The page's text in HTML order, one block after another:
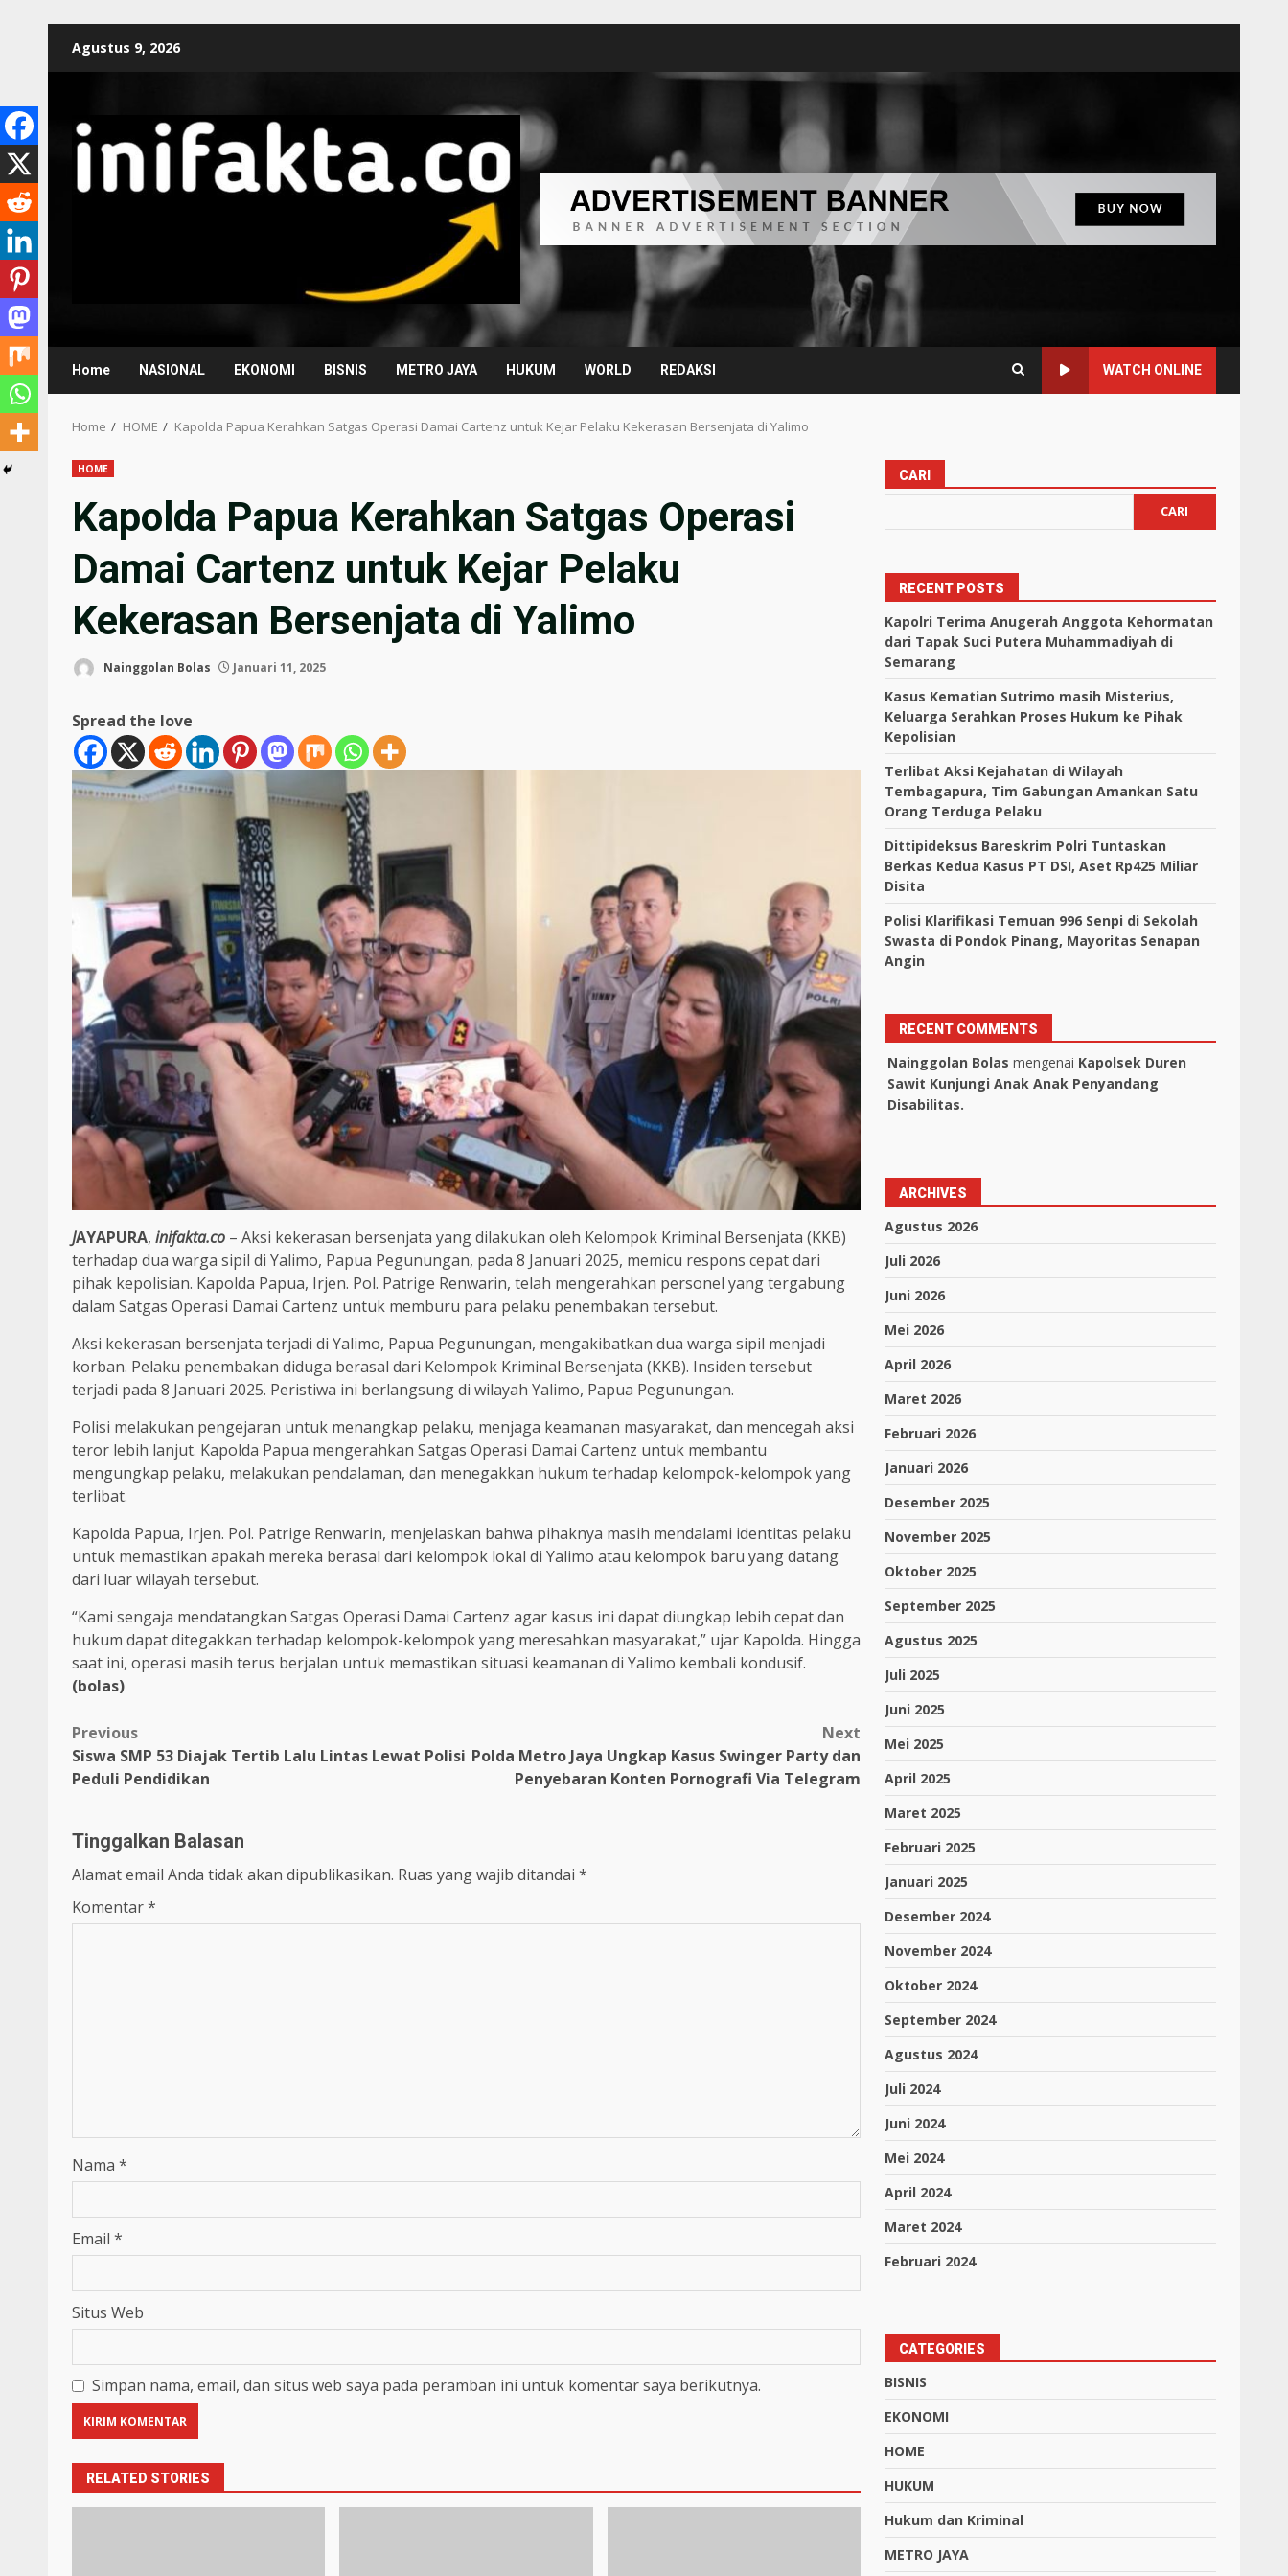
Agustus 9, 2026
Home NASIONAL EKONOMI BISNIS METRO JAYA HUKUM WORLD REDAKSI WATCH ONLINE
Home HOME Kapolda Papua Kerahkan Satgas Operasi Damai Cartenz untuk Kejar Pelaku Kekerasan Bersenjata di Yalimo
HOME
Kapolda Papua Kerahkan Satgas Operasi
Damai Cartenz untuk Kejar Pelaku
Kekerasan Bersenjata di Yalimo
Nainggolan Bolas Januari 11, 2025
Spread the love
JAYAPURA, inifakta.co – Aksi kekerasan bersenjata yang dilakukan oleh Kelompok Kriminal Bersenjata (KKB)
terhadap dua warga sipil di Yalimo, Papua Pegunungan, pada 8 Januari 2025, memicu respons cepat dari
pihak kepolisian. Kapolda Papua, Irjen. Pol. Patrige Renwarin, telah mengerahkan personel yang tergabung
dalam Satgas Operasi Damai Cartenz untuk memburu para pelaku penembakan tersebut.
Aksi kekerasan bersenjata terjadi di Yalimo, Papua Pegunungan, mengakibatkan dua warga sipil menjadi
korban. Pelaku penembakan diduga berasal dari Kelompok Kriminal Bersenjata (KKB). Insiden tersebut
terjadi pada 8 Januari 2025. Peristiwa ini berlangsung di wilayah Yalimo, Papua Pegunungan.
Polisi melakukan pengejaran untuk menangkap pelaku, menjaga keamanan masyarakat, dan mencegah aksi
teror lebih lanjut. Kapolda Papua mengerahkan Satgas Operasi Damai Cartenz untuk membantu
mengungkap pelaku, melakukan pendalaman, dan menegakkan hukum terhadap kelompok-kelompok yang
terlibat.
Kapolda Papua, Irjen. Pol. Patrige Renwarin, menjelaskan bahwa pihaknya masih mendalami identitas pelaku
untuk memastikan apakah mereka berasal dari kelompok lokal di Yalimo atau kelompok baru yang datang
dari luar wilayah tersebut.
“Kami sengaja mendatangkan Satgas Operasi Damai Cartenz agar kasus ini dapat diungkap lebih cepat dan
hukum dapat ditegakkan terhadap kelompok-kelompok yang meresahkan masyarakat,” ujar Kapolda. Hingga
saat ini, operasi masih terus berjalan untuk memastikan situasi keamanan di Yalimo kembali kondusif.
(bolas)
Previous
Siswa SMP 53 Diajak Tertib Lalu Lintas Lewat Polisi
Peduli Pendidikan
Next
Polda Metro Jaya Ungkap Kasus Swinger Party dan
Penyebaran Konten Pornografi Via Telegram
Tinggalkan Balasan
Alamat email Anda tidak akan dipublikasikan. Ruas yang wajib ditandai *
Komentar*
Nama *
Email *
Situs Web
Simpan nama, email, dan situs web saya pada peramban ini untuk komentar saya berikutnya.
RELATED STORIES
CARI
CARI
RECENT POSTS
Kapolri Terima Anugerah Anggota Kehormatan
dari Tapak Suci Putera Muhammadiyah di
Semarang
Kasus Kematian Sutrimo masih Misterius,
Keluarga Serahkan Proses Hukum ke Pihak
Kepolisian
Terlibat Aksi Kejahatan di Wilayah
Tembagapura, Tim Gabungan Amankan Satu
Orang Terduga Pelaku
Dittipideksus Bareskrim Polri Tuntaskan
Berkas Kedua Kasus PT DSI, Aset Rp425 Miliar
Disita
Polisi Klarifikasi Temuan 996 Senpi di Sekolah
Swasta di Pondok Pinang, Mayoritas Senapan
Angin
RECENT COMMENTS
Nainggolan Bolas mengenai Kapolsek Duren
Sawit Kunjungi Anak Anak Penyandang
Disabilitas.
ARCHIVES
Agustus 2026
Juli 2026
Juni 2026
Mei 2026
April 2026
Maret 2026
Februari 2026
Januari 2026
Desember 2025
November 2025
Oktober 2025
September 2025
Agustus 2025
Juli 2025
Juni 2025
Mei 2025
April 2025
Maret 2025
Februari 2025
Januari 2025
Desember 2024
November 2024
Oktober 2024
September 2024
Agustus 2024
Juli 2024
Juni 2024
Mei 2024
April 2024
Maret 2024
Februari 2024
CATEGORIES
BISNIS
EKONOMI
HOME
HUKUM
Hukum dan Kriminal
METRO JAYA